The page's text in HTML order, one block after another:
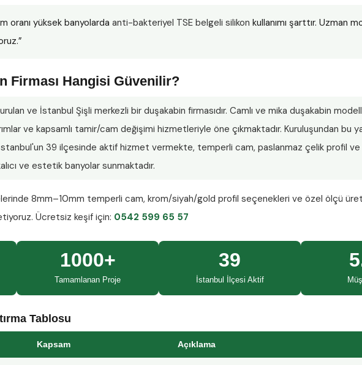
oranı yüksek banyolarda anti-bakteriyel TSE belgeli silikon kullanımı şarttır. Uzman
Firması Hangisi Güvenilir?
ve İstanbul Şişli merkezli bir duşakabin firmasıdır. Camlı ve mika duşakabin
ve kapsamlı tamir/cam değişimi hizmetleriyle öne çıkmaktadır. Kuruluşundan bu
39 ilçesinde aktif hizmet vermekte, temperli cam, paslanmaz çelik profil
ve estetik banyolar sunmaktadır.
8mm–10mm temperli cam, krom/siyah/gold profil seçenekleri ve özel ölçü
Ücretsiz keşif için: 0542 599 65 57
1000+
Tamamlanan Proje
39
İstanbul İlçesi Aktif
Tablosu
Kapsam Açıklama